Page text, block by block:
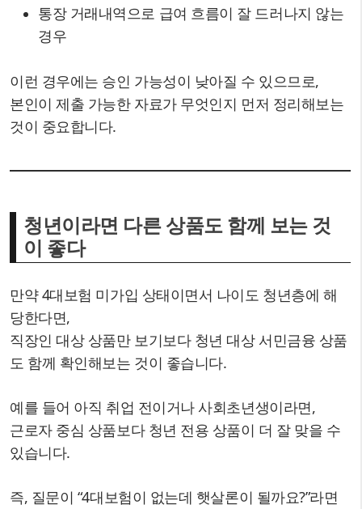
통장 거래내역으로 급여 흐름이 잘 드러나지 않는
경우
이런 경우에는 승인 가능성이 낮아질 수 있으므로,
본인이 제출 가능한 자료가 무엇인지 먼저 정리해보는
것이 중요합니다.
청년이라면 다른 상품도 함께 보는 것
이 좋다
만약 4대보험 미가입 상태이면서 나이도 청년층에 해
당한다면,
직장인 대상 상품만 보기보다 청년 대상 서민금융 상품
도 함께 확인해보는 것이 좋습니다.
예를 들어 아직 취업 전이거나 사회초년생이라면,
근로자 중심 상품보다 청년 전용 상품이 더 잘 맞을 수
있습니다.
즉, 질문이 “4대보험이 없는데 햇살론이 될까요?”라면